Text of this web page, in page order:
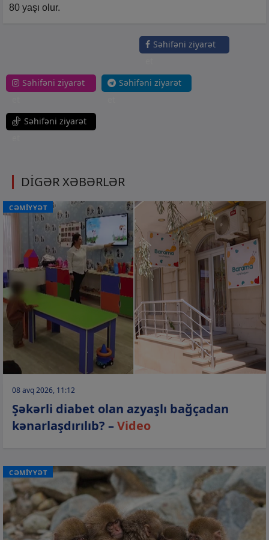
80 yaşı olur.
Səhifəni ziyarət
Səhifəni ziyarət
Səhifəni ziyarət
Səhifəni ziyarət
DİGƏR XƏBƏRLƏR
CƏMİYYƏT
08 avq 2026, 11:12
Şəkərli diabet olan azyaşlı bağçadan
kənarlaşdırılıb? –Video
CƏMİYYƏT